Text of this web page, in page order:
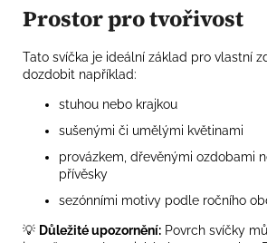
Prostor pro tvořivost
Tato svíčka je ideální základ pro vlastní
dozdobit například:
stuhou nebo krajkou
sušenými či umělými květinami
provázkem, dřevěnými ozdobami
přívěsky
sezónními motivy podle ročního
💡 Důležité upozornění: Povrch svíčky